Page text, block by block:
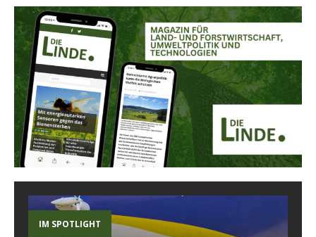
IM SPOTLIGHT